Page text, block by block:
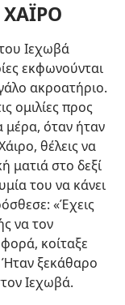
Ιεχωβά
εκφωνούνται
ακροατήριο.
ομιλίες προς
μέρα, όταν ήταν
θέλεις να
ματιά στο δεξί
του να κάνει
«Έχεις
να τον
κοίταξε
Ήταν ξεκάθαρο
Ιεχωβά.